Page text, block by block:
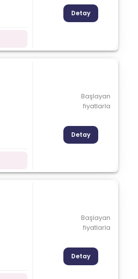
Detay
Başlayan
fiyatlarla
Detay
Başlayan
fiyatlarla
Detay